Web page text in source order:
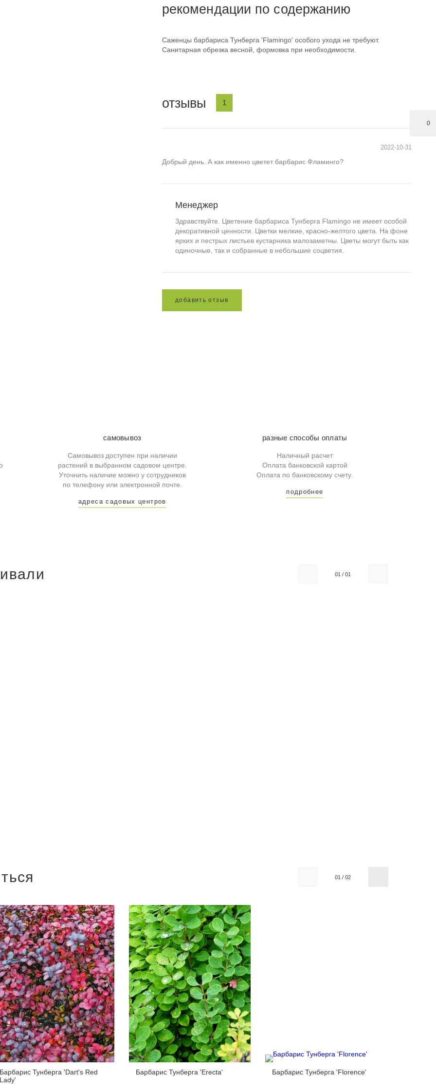
0
рекомендации по содержанию
Саженцы барбариса Тунберга 'Flamingo' особого ухода не требуют.
Санитарная обрезка весной, формовка при необходимости.
отзывы 1
2022-10-31
Добрый день. А как именно цветет барбарис Фламинго?
Менеджер
Здравствуйте. Цветение барбариса Тунберга Flamingo не имеет особой
декоративной ценности. Цветки мелкие, красно-желтого цвета. На фоне
ярких и пестрых листьев кустарника малозаметны. Цветы могут быть как
одиночные, так и собранные в небольшие соцветия.
до бавить о тз ыв
самовывоз
Самовывоз доступен при наличии
растений в выбранном садовом центре.
Уточнить наличие можно у сотрудников
по телефону или электронной почте.
адреса садовых центров
разные способы оплаты
Наличный расчет
Оплата банковской картой
Оплата по банковскому счету.
подробнее
01 /01
01 /02
Барбарис Тунберга 'Dart's Red
Lady'
Барбарис Тунберга 'Erecta' Барбарис Тунберга 'Florence'